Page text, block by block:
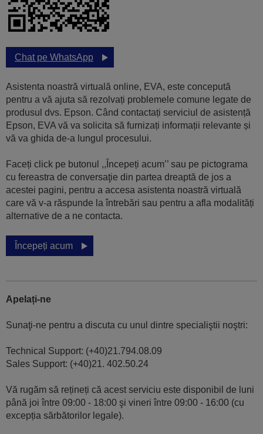
Chat pe WhatsApp
Asistenta noastră virtuală online, EVA, este concepută
pentru a vă ajuta să rezolvați problemele comune legate de
produsul dvs. Epson. Când contactați serviciul de asistență
Epson, EVA vă va solicita să furnizați informații relevante și
vă va ghida de-a lungul procesului.
Faceți click pe butonul ,,Începeți acum’’ sau pe pictograma
cu fereastra de conversaţie din partea dreaptă de jos a
acestei pagini, pentru a accesa asistenta noastră virtuală
care vă v-a răspunde la întrebări sau pentru a afla modalități
alternative de a ne contacta.
Începeți acum
Apelați-ne
Sunaţi-ne pentru a discuta cu unul dintre specialiştii noştri:
Technical Support: (+40)21.794.08.09
Sales Support: (+40)21. 402.50.24
Vă rugăm să rețineți că acest serviciu este disponibil de luni
până joi între 09:00 - 18:00 şi vineri între 09:00 - 16:00 (cu
excepția sărbătorilor legale).